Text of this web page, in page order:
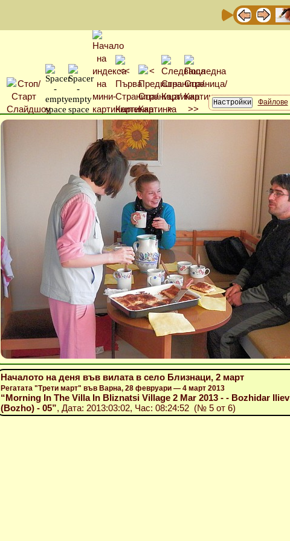
Файлове
Началото на деня във вилата в село Близнаци, 2 март
Регатата "Трети март" във Варна, 28 февруари — 4 март 2013
“Morning In The Villa In Bliznatsi Village 2 Mar 2013 - - Bozhidar Iliev
(Bozho) - 05”, Дата: 2013:03:02, Час: 08:24:52 (№ 5 от 6)